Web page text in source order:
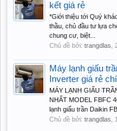
kết giá rẻ
*Giới thiệu tới Quý
thầu, chủ đầu tư lựa
chung cư, biệt...
Chủ đề bởi: trangdlas
Máy lạnh giấu
Inverter giá rẻ
MÁY LẠNH GIẤU
NHẤT MODEL FBFC
lạnh giấu trần Daikin
Chủ đề bởi: trangdlas